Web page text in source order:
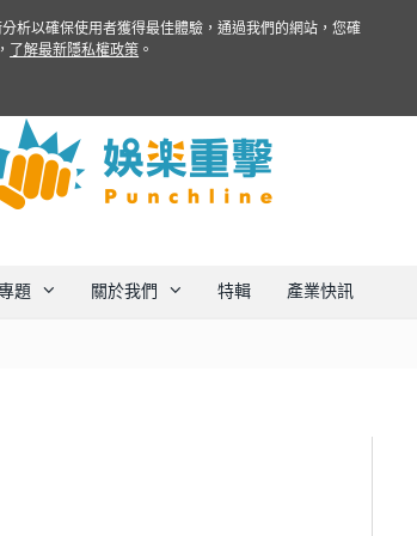
題 關於我們 特輯 產業快訊
析以確保使用者獲得最佳體驗，通過我們的網站，您確
了解最新隱私權政策 。